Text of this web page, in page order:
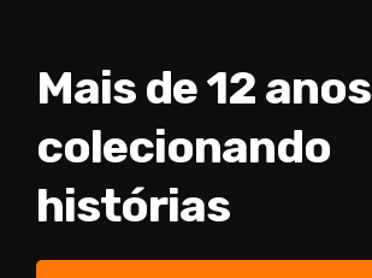
Mais de 12 anos
colecionando
histórias